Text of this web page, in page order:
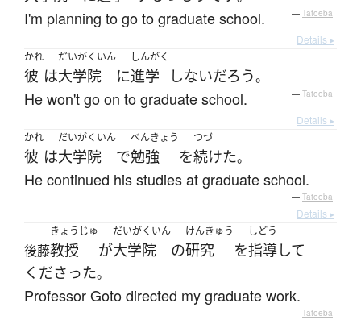
I'm planning to go to graduate school. — Tatoeba
Details ▸
かれ
彼 は
だいがくいん
大学院 に
しんがく
進学 しないだろう。
He won't go on to graduate school. — Tatoeba
Details ▸
かれ
彼 は
だいがくいん
大学院 で
べんきょう
勉強 を
つづ
続けた。
He continued his studies at graduate school.
— Tatoeba
Details ▸
後藤
きょうじゅ
教授 が
だいがくいん
大学院 の
けんきゅう
研究 を
しどう
指導して
くださった。
Professor Goto directed my graduate work.
— Tatoeba